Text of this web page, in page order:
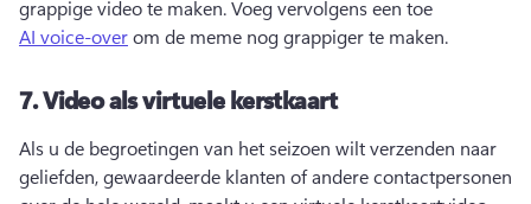
grappige video te maken. Voeg vervolgens een toe
AI voice-over om de meme nog grappiger te maken.
7.Video als virtuele kerstkaart
Als u de begroetingen van het seizoen wilt verzenden naar
geliefden, gewaardeerde klanten of andere contactpersonen